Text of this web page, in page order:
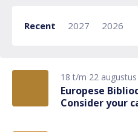
Recent 2027 2026
18 t/m 22
Europese
Consider your